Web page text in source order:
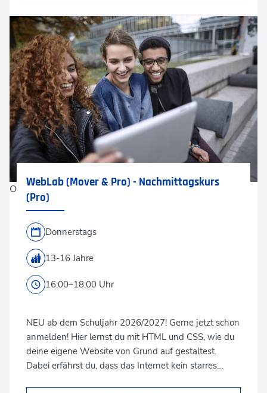
Oliver Rossi via Getty Images
WebLab (Mover & Pro) - Nachmittagskurs
(Pro)
Donnerstags
13-16 Jahre
16:00–18:00 Uhr
NEU ab dem Schuljahr 2026/2027! Gerne jetzt schon
anmelden! Hier lernst du mit HTML und CSS, wie du
deine eigene Website von Grund auf gestaltest.
Dabei erfährst du, dass das Internet kein starres…